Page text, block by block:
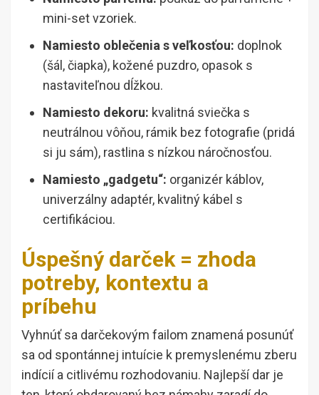
mini-set vzoriek.
Namiesto oblečenia s veľkosťou: doplnok
(šál, čiapka), kožené puzdro, opasok s
nastaviteľnou dĺžkou.
Namiesto dekoru: kvalitná sviečka s
neutrálnou vôňou, rámik bez fotografie (pridá
si ju sám), rastlina s nízkou náročnosťou.
Namiesto „gadgetu“: organizér káblov,
univerzálny adaptér, kvalitný kábel s
certifikáciou.
Úspešný darček = zhoda
potreby, kontextu a
príbehu
Vyhnúť sa darčekovým failom znamená posunúť
sa od spontánnej intuície k premyslenému zberu
indícií a citlivému rozhodovaniu. Najlepší dar je